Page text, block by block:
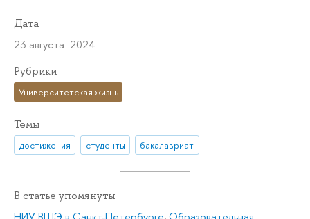
Дата
23 августа 2024
Рубрики
Университетская жизнь
Темы
достижения студенты бакалавриат
В статье упомянуты